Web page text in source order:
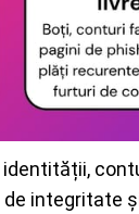
integritate